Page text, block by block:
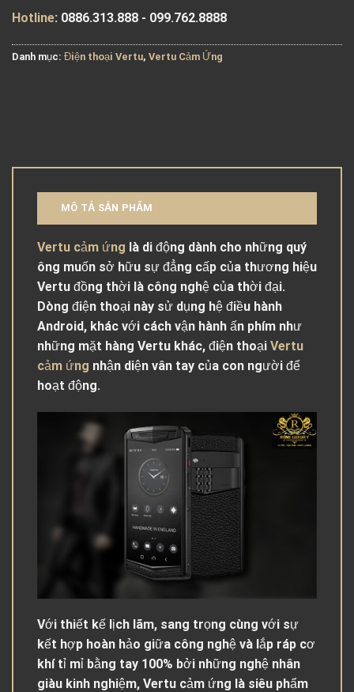
Hotline: 0886.313.888 - 099.762.8888
Danh mục: Điện thoại Vertu, Vertu Cảm Ứng
MÔ TẢ SẢN PHẨM
Vertu cảm ứng là di động dành cho những quý
ông muốn sở hữu sự đẳng cấp của thương hiệu
Vertu đồng thời là công nghệ của thời đại.
Dòng điện thoại này sử dụng hệ điều hành
Android, khác với cách vận hành ấn phím như
những mặt hàng Vertu khác, điện thoại Vertu
cảm ứng nhận diện vân tay của con người để
hoạt động.
Với thiết kế lịch lãm, sang trọng cùng với sự
kết hợp hoàn hảo giữa công nghệ và lắp ráp cơ
khí tỉ mỉ bằng tay 100% bởi những nghệ nhân
giàu kinh nghiệm, Vertu cảm ứng là siêu phẩm